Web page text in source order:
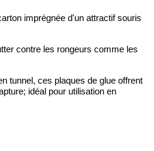
imprégnée d'un attractif souris
contre les rongeurs comme les
tunnel, ces plaques de glue offrent
idéal pour utilisation en